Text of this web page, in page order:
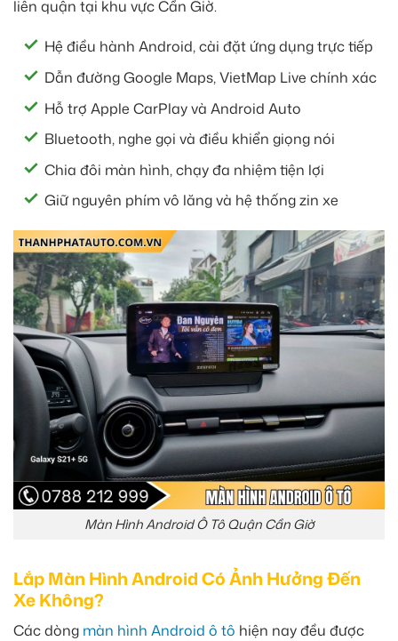
liên quận tại khu vực Cần Giờ.
Hệ điều hành Android, cài đặt ứng dụng trực tiếp
Dẫn đường Google Maps, VietMap Live chính xác
Hỗ trợ Apple CarPlay và Android Auto
Bluetooth, nghe gọi và điều khiển giọng nói
Chia đôi màn hình, chạy đa nhiệm tiện lợi
Giữ nguyên phím vô lăng và hệ thống zin xe
Màn Hình Android Ô Tô Quận Cần Giờ
Lắp Màn Hình Android Có Ảnh Hưởng Đến
Xe Không?
Các dòng màn hình Android ô tô hiện nay đều được